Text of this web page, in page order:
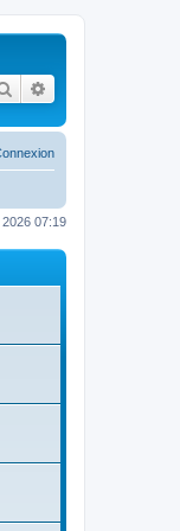
Rechercher
07:19